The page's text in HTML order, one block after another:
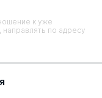
к уже
по адресу